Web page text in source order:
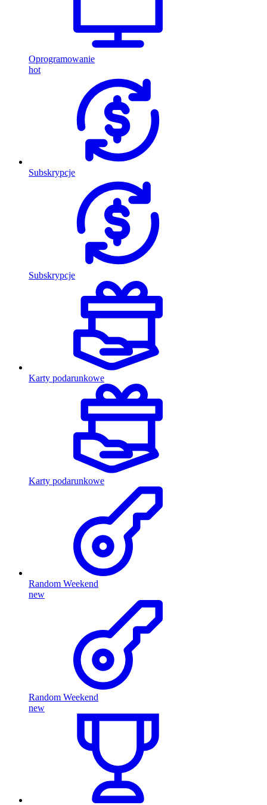
Oprogramowanie
hot
Subskrypcje
Subskrypcje
Karty podarunkowe
Karty podarunkowe
Random Weekend
new
Random Weekend
new